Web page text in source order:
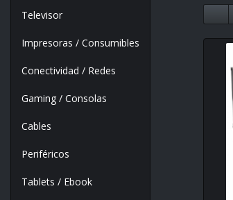
Televisor
Impresoras / Consumibles
Conectividad / Redes
Gaming / Consolas
Cables
Periféricos
Tablets / Ebook